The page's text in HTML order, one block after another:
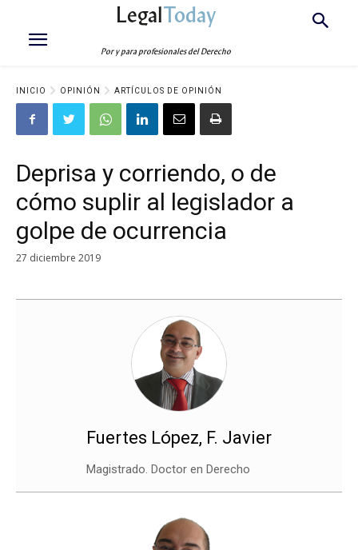
LegalToday
Por y para profesionales del Derecho
INICIO OPINIÓN ARTÍCULOS DE OPINIÓN
Deprisa y corriendo, o de
cómo suplir al legislador a
golpe de ocurrencia
27 diciembre 2019
Fuertes López, F. Javier
Magistrado. Doctor en Derecho